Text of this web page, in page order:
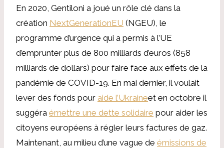
En 2020, Gentiloni a joué un rôle clé dans la
création NextGenerationEU (NGEU), le
programme d’urgence qui a permis à l’UE
d’emprunter plus de 800 milliards d’euros (858
milliards de dollars) pour faire face aux effets de la
pandémie de COVID-19. En mai dernier, il voulait
lever des fonds pour aide l’Ukraineet en octobre il
suggéra émettre une dette solidaire pour aider les
citoyens européens à régler leurs factures de gaz.
Maintenant, au milieu d’une vague de émissions de